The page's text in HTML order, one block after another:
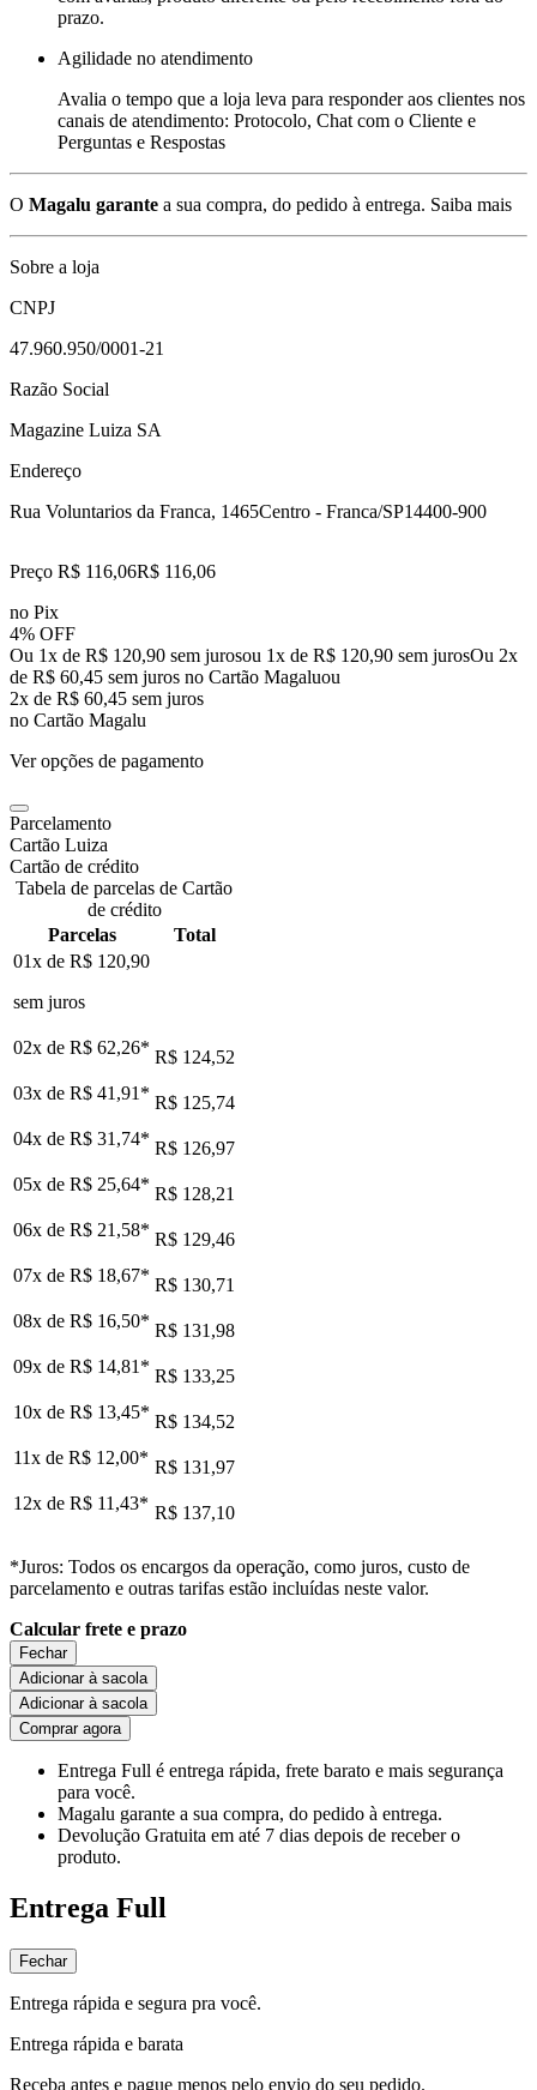
prazo.
Agilidade no atendimento
Avalia o tempo que a loja leva para responder aos clientes nos
canais de atendimento: Protocolo, Chat com o Cliente e
Perguntas e Respostas
O Magalu garante a sua compra, do pedido à entrega. Saiba mais
Sobre a loja
CNPJ
47.960.950/0001-21
Razão Social
Magazine Luiza SA
Endereço
Rua Voluntarios da Franca, 1465Centro - Franca/SP14400-900
Preço R$ 116,06R$ 116,06
no Pix
4% OFF
Ou 1x de R$ 120,90 sem jurosou 1x de R$ 120,90 sem jurosOu 2x
de R$ 60,45 sem juros no Cartão Magaluou
2x de R$ 60,45 sem juros
no Cartão Magalu
Ver opções de pagamento
Parcelamento
Cartão Luiza
Cartão de crédito
Tabela de parcelas de Cartão
de crédito
Parcelas
Total
01x de R$ 120,90
sem juros
02x de R$ 62,26* R$ 124,52
03x de R$ 41,91 * R$ 125,74
04x de R$ 31,74* R$ 126,97
05x de R$ 25,64* R$ 128,21
06x de R$ 21,58* R$ 129,46
07x de R$ 18,67* R$ 130,71
08x de R$ 16,50* R$ 131,98
09x de R$ 14,81 * R$ 133,25
10x de R$ 13,45* R$ 134,52
11x de R$ 12,00* R$ 131,97
12x de R$ 11,43* R$ 137,10
*Juros: Todos os encargos da operação, como juros, custo de
parcelamento e outras tarifas estão incluídas neste valor.
Calcular frete e prazo
Fechar
Adicionar à sacola
Adicionar à sacola
Comprar agora
Entrega Full é entrega rápida, frete barato e mais segurança
para você.
Magalu garante a sua compra, do pedido à entrega.
Devolução Gratuita em até 7 dias depois de receber o
produto.
Entrega Full
Fechar
Entrega rápida e segura pra você.
Entrega rápida e barata
Receba antes e pague menos pelo envio do seu pedido.